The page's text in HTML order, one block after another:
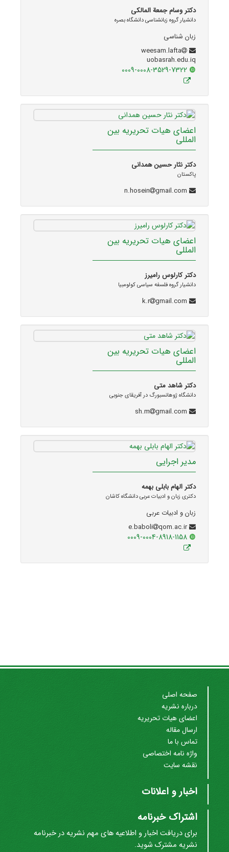
دکتر وسام جمعة المالکی
دانشیار گروه زبانشناسی دانشگاه بصره
زبان شناسی
uobasrah.edu.iq
0009-0008-3529-7322
اعضای هیات تحریریه بین
المللی
دکتر نثار حسین همدانی
پاکستان
gmail.com
اعضای هیات تحریریه بین
المللی
دکتر کارلوس رامیرز
دانشیار گروه فلسفه سیاسی کولومبیا
gmail.com
اعضای هیات تحریریه بین
المللی
دکتر شاهد متی
دانشگاه ژوهانسبورگ در آفریقای جنوبی
gmail.com
مدیر اجرایی
دکتر الهام بابلی بهمه
دکتری زبان و ادبیات عربی دانشگاه کاشان
زبان و ادبیات عربی
e.baboli
qom.ac.ir
0009-0004-8918-1158
صفحه اصلی
درباره نشریه
اعضای هیات تحریریه
ارسال مقاله
تماس با ما
واژه نامه اختصاصی
نقشه سایت
اخبار و اعلانات
اشتراک خبرنامه
برای دریافت اخبار و اطلاعیه های مهم نشریه در خبرنامه
نشریه مشترک شوید.